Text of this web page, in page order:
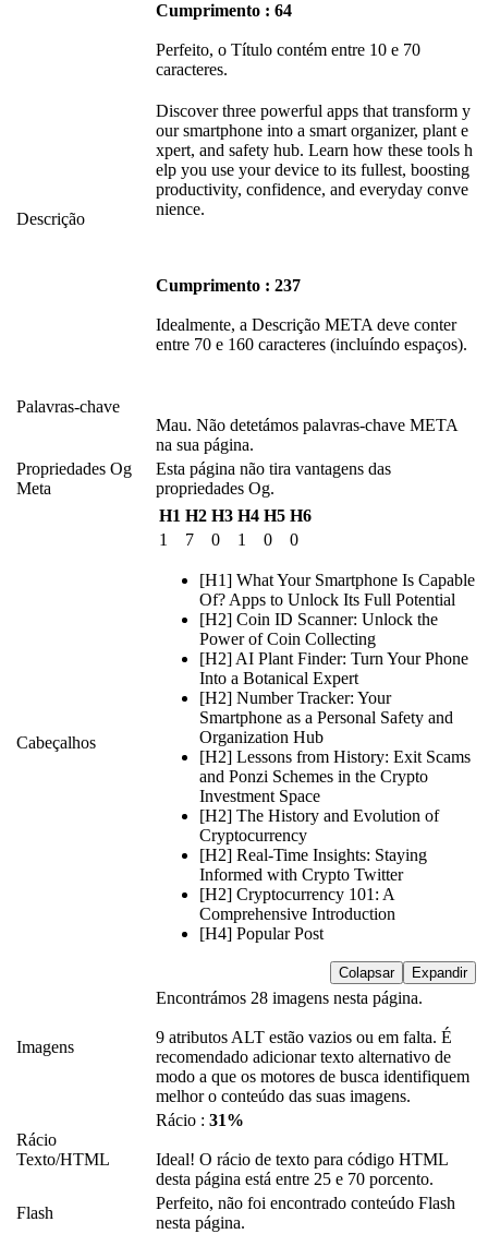
Cumprimento : 64
Perfeito, o Título contém entre 10 e 70
caracteres.
Descrição
Discover three powerful apps that transform y
our smartphone into a smart organizer, plant e
xpert, and safety hub. Learn how these tools h
elp you use your device to its fullest, boosting
productivity, confidence, and everyday conve
nience.
Cumprimento : 237
Idealmente, a Descrição META deve conter
entre 70 e 160 caracteres (incluíndo espaços).
Palavras-chave
Mau. Não detetámos palavras-chave META
na sua página.
Propriedades Og
Meta
Esta página não tira vantagens das
propriedades Og.
Cabeçalhos
H1 H2 H3 H4 H5 H6
1
7 0 1 0 0
[H1] What Your Smartphone Is Capable
Of? Apps to Unlock Its Full Potential
[H2] Coin ID Scanner: Unlock the
Power of Coin Collecting
[H2] AI Plant Finder: Turn Your Phone
Into a Botanical Expert
[H2] Number Tracker: Your
Smartphone as a Personal Safety and
Organization Hub
[H2] Lessons from History: Exit Scams
and Ponzi Schemes in the Crypto
Investment Space
[H2] The History and Evolution of
Cryptocurrency
[H2] Real-Time Insights: Staying
Informed with Crypto Twitter
[H2] Cryptocurrency 101: A
Comprehensive Introduction
[H4] Popular Post
Expandir
Colapsar
Imagens
Encontrámos 28 imagens nesta página.
9 atributos ALT estão vazios ou em falta. É
recomendado adicionar texto alternativo de
modo a que os motores de busca identifiquem
melhor o conteúdo das suas imagens.
Rácio
Texto/HTML
Rácio : 31%
Ideal! O rácio de texto para código HTML
desta página está entre 25 e 70 porcento.
Flash
Perfeito, não foi encontrado conteúdo Flash
nesta página.